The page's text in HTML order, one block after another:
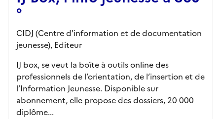
°
CIDJ (Centre d'information et de documentation
jeunesse), Editeur
IJ box, se veut la boîte à outils online des
professionnels de l’orientation, de l’insertion et de
l’Information Jeunesse. Disponible sur
abonnement, elle propose des dossiers, 20 000
diplôme...